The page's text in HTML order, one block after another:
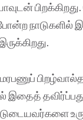
நாடுகளில்
இதைத்